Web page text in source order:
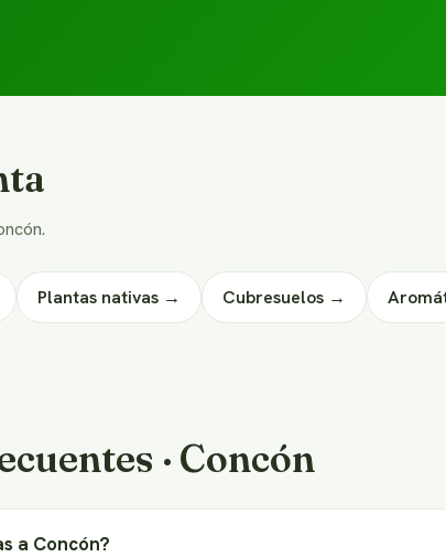
Plantas nativas → Cubresuelos →
· Concón
a Concón?